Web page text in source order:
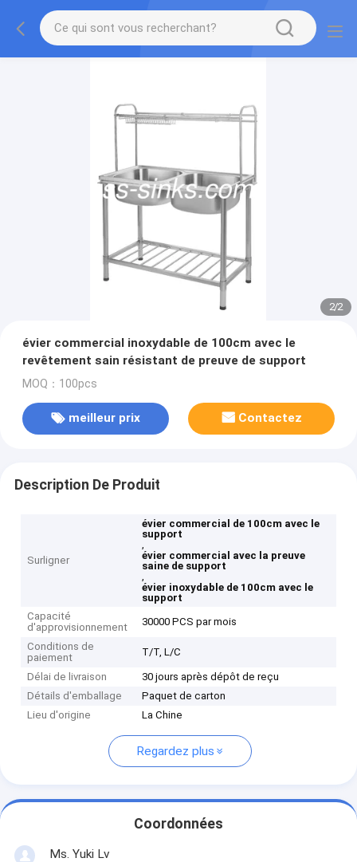
2/2
évier commercial inoxydable de 100cm avec le
revêtement sain résistant de preuve de support
MOQ：100pcs
meilleur prix Contactez
Description De Produit
Surligner
évier commercial de 100cm avec le
support
,
évier commercial avec la preuve
saine de support
,
évier inoxydable de 100cm avec le
support
Capacité
d'approvisionnement
30000 PCS par mois
Conditions de
paiement
T/T, L/C
Délai de livraison
30 jours après dépôt de reçu
Détails d'emballage
Paquet de carton
Lieu d'origine
La Chine
Regardez plus
Coordonnées
Ms. Yuki Lv